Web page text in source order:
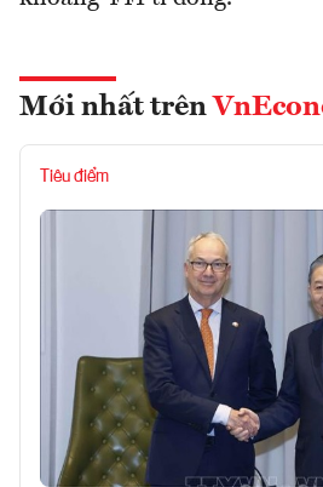
Mới nhất trên
Tiêu điểm